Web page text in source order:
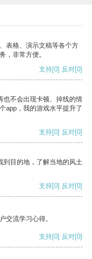
表格、演示文稿等各个方
，非常方便。
支持[0] 反对[0]
也不会出现卡顿、掉线的情
app，我的游戏水平提升了
支持[0] 反对[0]
到目的地，了解当地的风土
支持[0] 反对[0]
交流学习心得。
支持[0] 反对[0]